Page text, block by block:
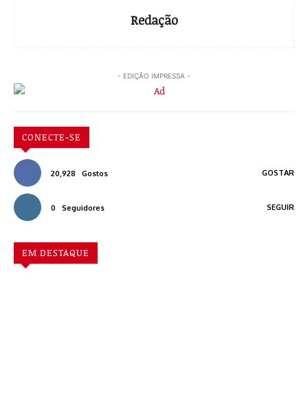
Redação
- EDIÇÃO IMPRESSA -
CONECTE-SE
20,928 Gostos GOSTAR
0 Seguidores SEGUIR
EM DESTAQUE